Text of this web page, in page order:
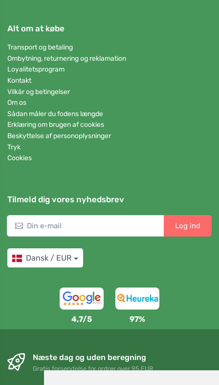
Alt om at købe
Transport og betaling
Ombytning, returnering og reklamation
Loyalitetsprogram
Kontakt
Vilkår og betingelser
Om os
Sådan måler du fodens længde
Erklæring om brugen af cookies
Beskyttelse af personoplysninger
Tryk
Cookies
Tilmeld dig vores nyhedsbrev
Log ind
Dansk / EUR
4,7/5 97%
Næste dag og uden beregning
Gratis forsendelse for ordrer over 95 EUR